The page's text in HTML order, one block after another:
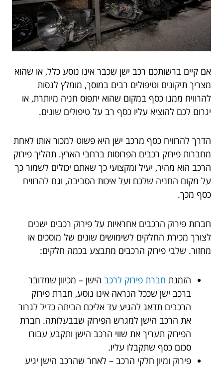
אם קיים ברשותכם רכב ישן שכבר אינו נוסע כלל, או שהוא
מצריך תיקונים וטיפולים רבים במוסך, מומלץ לנסות
להרוויח ממנו כסף במקום שהוא יתפוס חניה מיותרת, או
יגרום לכם להוציא עליו כסף רב על טיפולים שונים.
הדרך להרוויח כסף מרכב ישן היא פשוט למכור אותו לאחת
מחברות פירוק רכבים הפרוסות ברחבי הארץ. תהליך פירוק
הרכב הוא מהיר, יעיל ומקצועי כך שאתם יכולים לשמור כך
על מקום החניה שלכם ועל איכות הסביבה, וגם להרוויח
כסף מכך.
חברות פירוק הרכבים אחראיות על פירוק רכבים ישנים
לצורך מכירת החלקים לשימושים שונים של מוסכים או
מחזור. שלבי פירוק הרכבים מתבצע בכמה חלקים:
הזמנת חברת פירוק לרכב הישן – מכיוון שמדובר
ברכב ישן שככל הנראה אינו נוסע, חברת פירוק
הרכבים תדאג להגיע עד אליכם הביתה כדיל לגרור
את הרכב הישן למגרש הפירוק שבבעלותה. חברת
הפירוק תעריך את שווי הרכב הישן ותקבע עבורו
סכום כסף שתקבלו עליו.
פירוק ומיון חלקי הרכב – לאחר שהרכב הישן יגיע